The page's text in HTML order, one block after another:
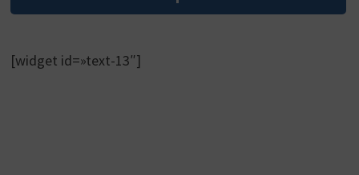
[widget id=»text-13″]